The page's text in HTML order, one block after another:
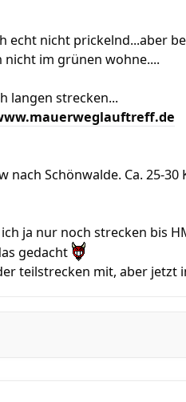
echt nicht prickelnd...aber
nicht im grünen wohne....
langen strecken...
nach Schönwalde. Ca. 25-
ja nur noch strecken bis
gedacht
teilstrecken mit, aber jetzt